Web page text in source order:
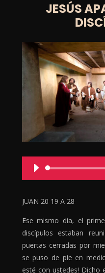
JESÚS
JUAN 20 19 A 28
Ese mismo día, el
discípulos estaban
puertas cerradas por
se puso de pie en
esté con ustedes!